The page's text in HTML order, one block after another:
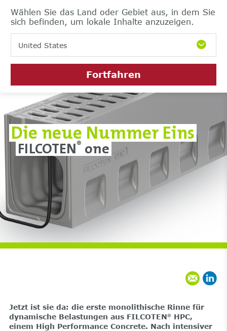
Wählen Sie das Land oder Gebiet aus, in dem Sie
sich befinden, um lokale Inhalte anzuzeigen.
United States
Fortfahren
Die neue Nummer Eins
FILCOTEN® one
Jetzt ist sie da: die erste monolithische Rinne für
dynamische Belastungen aus FILCOTEN®HPC,
einem High Performance Concrete. Nach intensiver